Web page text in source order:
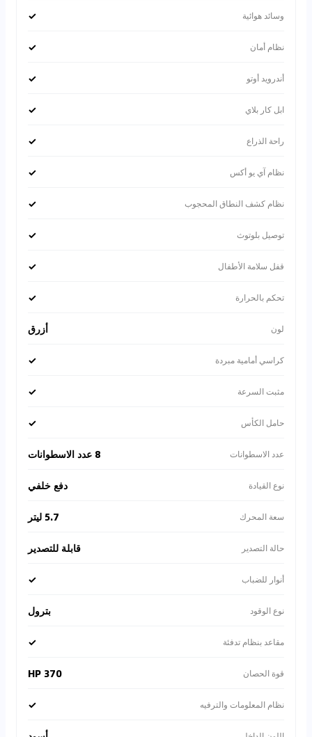
وسائد هوائية ✓
نظام أمان ✓
أندرويد أوتو ✓
ابل كار بلاي ✓
راحة الذراع ✓
نظام آي يو أكس ✓
نظام كشف النطاق المحجوب ✓
توصيل بلوتوث ✓
قفل سلامة الأطفال ✓
تحكم بالحرارة ✓
لون أزرق
كراسي أمامية مبردة ✓
مثبت السرعة ✓
حامل الكأس ✓
عدد الاسطوانات 8 عدد الاسطوانات
نوع القيادة دفع خلفي
سعة المحرك 5.7 ليتر
حالة التصدير قابلة للتصدير
أنوار للضباب ✓
نوع الوقود بترول
مقاعد بنظام تدفئة ✓
قوة الحصان 370 HP
نظام المعلومات والترفيه ✓